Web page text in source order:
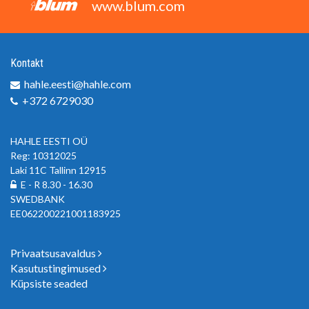
www.blum.com
Kontakt
hahle.eesti@hahle.com
+372 6729030
HAHLE EESTI OÜ
Reg: 10312025
Laki 11C Tallinn 12915
E - R 8.30 - 16.30
SWEDBANK
EE062200221001183925
Privaatsusavaldus
Kasutustingimused
Küpsiste seaded